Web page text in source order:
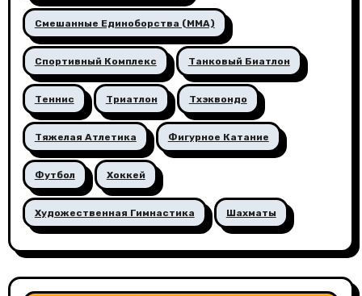
Смешанные Единоборства (ММА)
Спортивный Комплекс Танковый Биатлон
Теннис Триатлон Тхэквондо
Тяжелая Атлетика Фигурное Катание
Футбол Хоккей
Художественная Гимнастика Шахматы